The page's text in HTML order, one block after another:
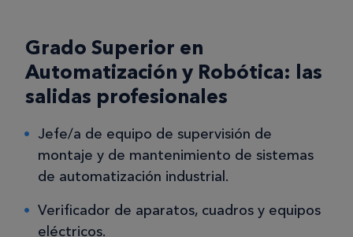
Grado Superior en
Automatización y Robótica: las
salidas profesionales
Jefe/a de equipo de supervisión de
montaje y de mantenimiento de sistemas
de automatización industrial.
Verificador de aparatos, cuadros y equipos
eléctricos.